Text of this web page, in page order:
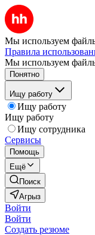
Мы используем
Правила
Мы используем
Понятно
Ищу работу
Ищу работу
Ищу работу
Ищу сотрудника
Сервисы
Помощь
Ещё
Поиск
Агрыз
Войти
Войти
Создать резюме